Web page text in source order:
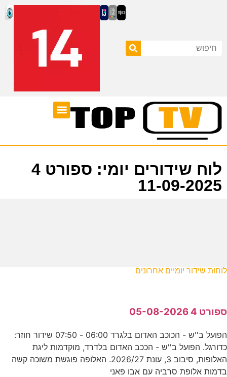
לוח שידורים יומי: ספורט 4
11-09-2025
לוחות שידור יומיים אחרונים
ספורט 4 05-08-2026
הפועל ב''ש - הכוכב האדום בלגרד 06:00 - 07:50 שידור חוזר:
כדורגל. הפועל ב''ש - הככב האדום בלדרד, מוקדמות ליגת
האלופות, סיבוב 3, עונת 2026/27. האלופה פוגשת משוכה קשה
בדמות אלופת סרביה עם אבו פאני